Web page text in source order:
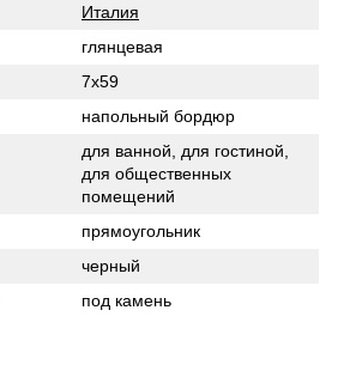
Италия
глянцевая
7x59
напольный бордюр
для ванной, для гостиной,
для общественных
помещений
прямоугольник
черный
под камень